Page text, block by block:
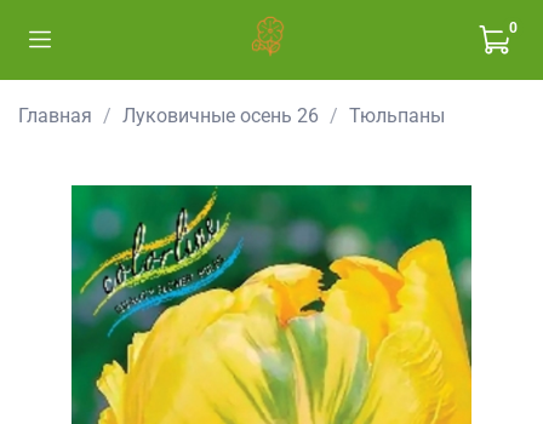
0
Главная Луковичные осень 26 Тюльпаны